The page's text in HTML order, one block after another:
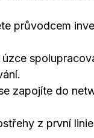
průvodcem
zapojíte do
z první